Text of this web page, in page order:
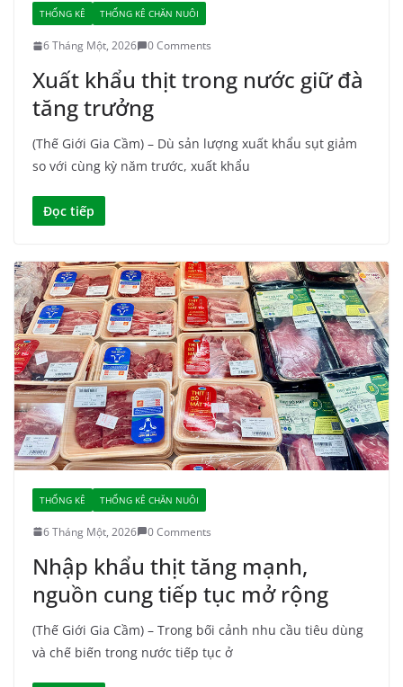
THỐNG KÊ THỐNG KÊ CHĂN NUÔI
6 Tháng Một, 2026 0 Comments
Xuất khẩu thịt trong nước giữ đà
tăng trưởng
(Thế Giới Gia Cầm) – Dù sản lượng xuất khẩu sụt giảm
so với cùng kỳ năm trước, xuất khẩu
Đọc tiếp
THỐNG KÊ THỐNG KÊ CHĂN NUÔI
6 Tháng Một, 2026 0 Comments
Nhập khẩu thịt tăng mạnh,
nguồn cung tiếp tục mở rộng
(Thế Giới Gia Cầm) – Trong bối cảnh nhu cầu tiêu dùng
và chế biến trong nước tiếp tục ở